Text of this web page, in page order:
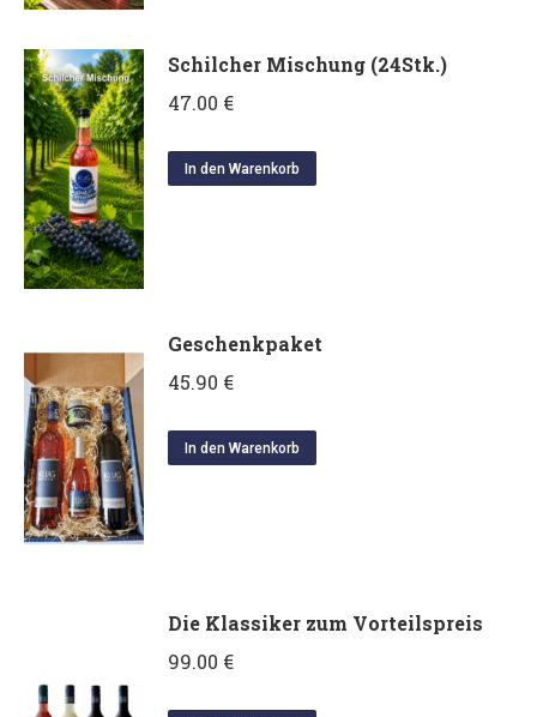
Schilcher Mischung (24Stk.)
47.00 €
In den Warenkorb
Geschenkpaket
45.90 €
In den Warenkorb
Die Klassiker zum Vorteilspreis
99.00 €